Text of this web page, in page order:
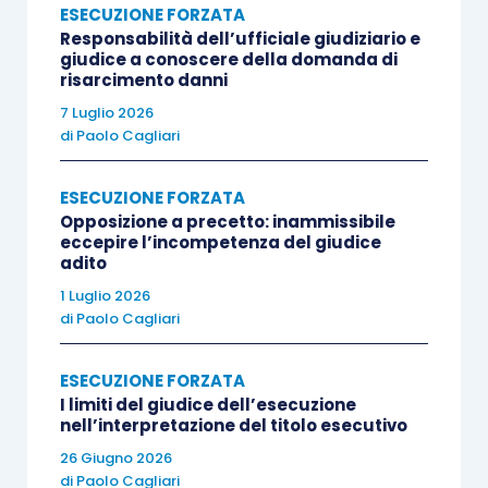
attuata radicando un procedimento ai sensi
dell’art. 612 c.p.c. non poteva essere impiegata
per compiere attività giuridiche o negoziali –
l’emissione e la consegna di azioni – alle quali
l’obbligato non intendeva dare corso
spontaneamente e, dall’altro lato, che restava
impregiudicata la facoltà del creditore di
avvalersi dei titoli esecutivi azionati per
La Corte d’appello di Milano confermava le
statuizioni rese in primo grado, con sentenza
che, oltre che dal creditore opposto, veniva
impugnata anche dal debitore che aveva
proposto l’opposizione all’esecuzione, con
ESECUZIONE FORZATA
Responsabilità dell’ufficiale giudiziario e
giudice a conoscere della domanda di
risarcimento danni
7 Luglio 2026
di Paolo Cagliari
ESECUZIONE FORZATA
Opposizione a precetto: inammissibile
eccepire l’incompetenza del giudice
adito
1 Luglio 2026
di Paolo Cagliari
ESECUZIONE FORZATA
I limiti del giudice dell’esecuzione
nell’interpretazione del titolo esecutivo
26 Giugno 2026
di Paolo Cagliari